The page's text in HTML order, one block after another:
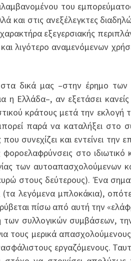
του
και στις ανεξέλεγκτες
εξεγερσιακής
λιγότερο αναμενόμενων
δικά μας –στην έρημο
η Ελλάδα–, αν εξετάσει
κράτους μετά την
παρά να καταλήξει στο
που συνεχίζει και εντείνει την
στο
των αυτοαπασχολούμενων
στους δεύτερους). Ένα
(τα λεγόμενα μπλοκάκια),
πίσω από αυτή την
συλλογικών συμβάσεων,
τους μερικά
εργαζόμενους.